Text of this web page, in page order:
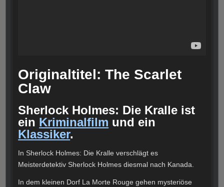
Originaltitel: The Scarlet
Claw
Sherlock Holmes: Die Kralle ist
ein Kriminalfilm und ein
Klassiker.
In Sherlock Holmes: Die Kralle verschlägt es
Meisterdetektiv Sherlock Holmes diesmal nach Kanada.
In dem kleinen Dorf La Morte Rouge gehen mysteriöse